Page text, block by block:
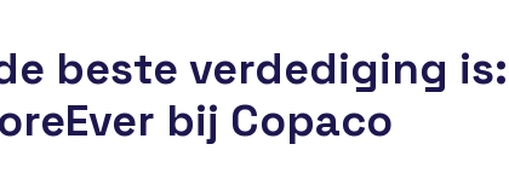
beste verdediging is:
bij Copaco